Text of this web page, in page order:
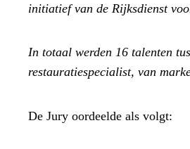
initiatief van de Rijksdienst
In totaal werden 16 talenten
restauratiespecialist, van
De Jury oordeelde als volgt: